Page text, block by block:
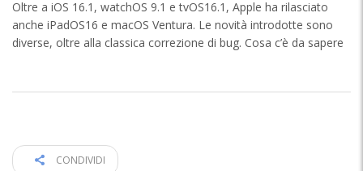
Oltre a iOS 16.1, watchOS 9.1 e tvOS16.1, Apple ha rilasciato
anche iPadOS16 e macOS Ventura. Le novità introdotte sono
diverse, oltre alla classica correzione di bug. Cosa c’è da sapere
CONDIVIDI